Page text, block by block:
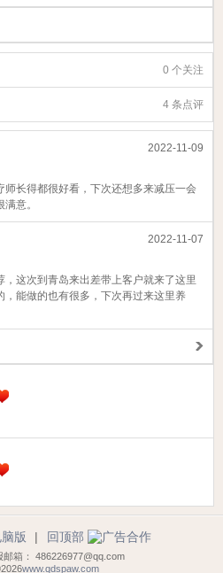
0 个关注
4 条点评
2022-11-09
师长得都很好看，下次还想多来减压一会
意。
2022-11-07
这次到青岛来出差带上客户就来了这里
能做的也有很多，下次再过来这里养
版 | 回顶部
箱： 486226977@qq.com
www.qdspaw.com